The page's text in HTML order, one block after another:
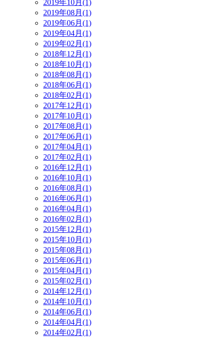
2019年10月(1)
2019年08月(1)
2019年06月(1)
2019年04月(1)
2019年02月(1)
2018年12月(1)
2018年10月(1)
2018年08月(1)
2018年06月(1)
2018年02月(1)
2017年12月(1)
2017年10月(1)
2017年08月(1)
2017年06月(1)
2017年04月(1)
2017年02月(1)
2016年12月(1)
2016年10月(1)
2016年08月(1)
2016年06月(1)
2016年04月(1)
2016年02月(1)
2015年12月(1)
2015年10月(1)
2015年08月(1)
2015年06月(1)
2015年04月(1)
2015年02月(1)
2014年12月(1)
2014年10月(1)
2014年06月(1)
2014年04月(1)
2014年02月(1)